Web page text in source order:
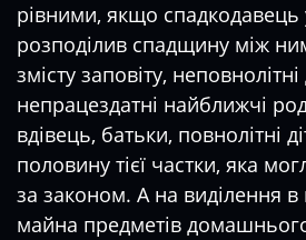
рівними, якщо спадкодавець
розподілив спадщину між
змісту заповіту, неповнолітні
непрацездатні найближчі
вдівець, батьки, повнолітні
половину тієї частки, яка
за законом. А на виділення в
майна предметів